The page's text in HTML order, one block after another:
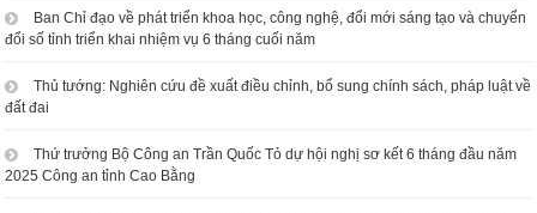
Ban Chỉ đạo về phát triển khoa học, công nghệ, đổi mới sáng tạo và chuyển
đổi số tỉnh triển khai nhiệm vụ 6 tháng cuối năm
Thủ tướng: Nghiên cứu đề xuất điều chỉnh, bổ sung chính sách, pháp luật về
đất đai
Thứ trưởng Bộ Công an Trần Quốc Tỏ dự hội nghị sơ kết 6 tháng đầu năm
2025 Công an tỉnh Cao Bằng